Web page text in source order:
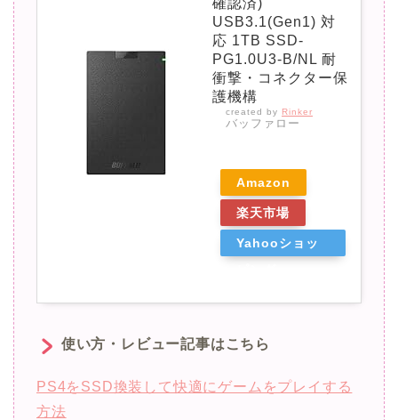
USB3.1(Gen1) 対
応 1TB SSD-
PG1.0U3-B/NL 耐
衝撃・コネクター保
護機構
created by Rinker
バッファロー
Amazon
楽天市場
Yahooショッ
使い方・レビュー記事はこちら
PS4をSSD換装して快適にゲームをプレイする
方法